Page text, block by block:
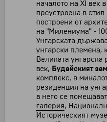
началото на XI век
преустроена в стил
построени от
на "Милениума" -
Унгарската
унгарски племена,
Великата унгарска
век, Будайският
комплекс, в
резиденция на
в него се помещават
галерия,
Историческият